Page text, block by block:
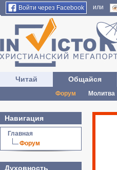
Войти через Facebook или
Читай Общайся
Форум Молитва
Навигация
Главная
Форум
Духовность